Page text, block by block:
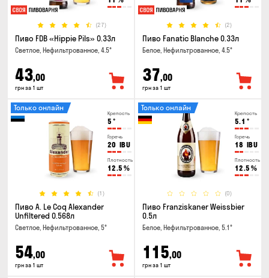
(27)
Пиво FDB «Hippie Pils» 0.33л
Светлое, Нефильтрованное, 4.5°
43,00
грн за 1 шт
(2)
Пиво Fanatic Blanche 0.33л
Белое, Нефильтрованное, 4.5°
37,00
грн за 1 шт
Крепость
5 °
Горечь
20 IBU
Плотность
12.5 %
(1)
Только онлайн
Пиво A. Le Coq Alexander
Unfiltered 0.568л
Светлое, Нефильтрованное, 5°
54,00
грн за 1 шт
Крепость
5.1 °
Горечь
18 IBU
Плотность
12.5 %
(0)
Только онлайн
Пиво Franziskaner Weissbier
0.5л
Белое, Нефильтрованное, 5.1°
115,00
грн за 1 шт